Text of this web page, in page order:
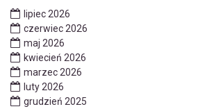
lipiec 2026
czerwiec 2026
maj 2026
kwiecień 2026
marzec 2026
luty 2026
grudzień 2025